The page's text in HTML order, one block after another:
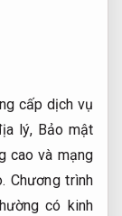
cấp dịch vụ
lý, Bảo mật
cao và mạng
Chương trình
có kinh